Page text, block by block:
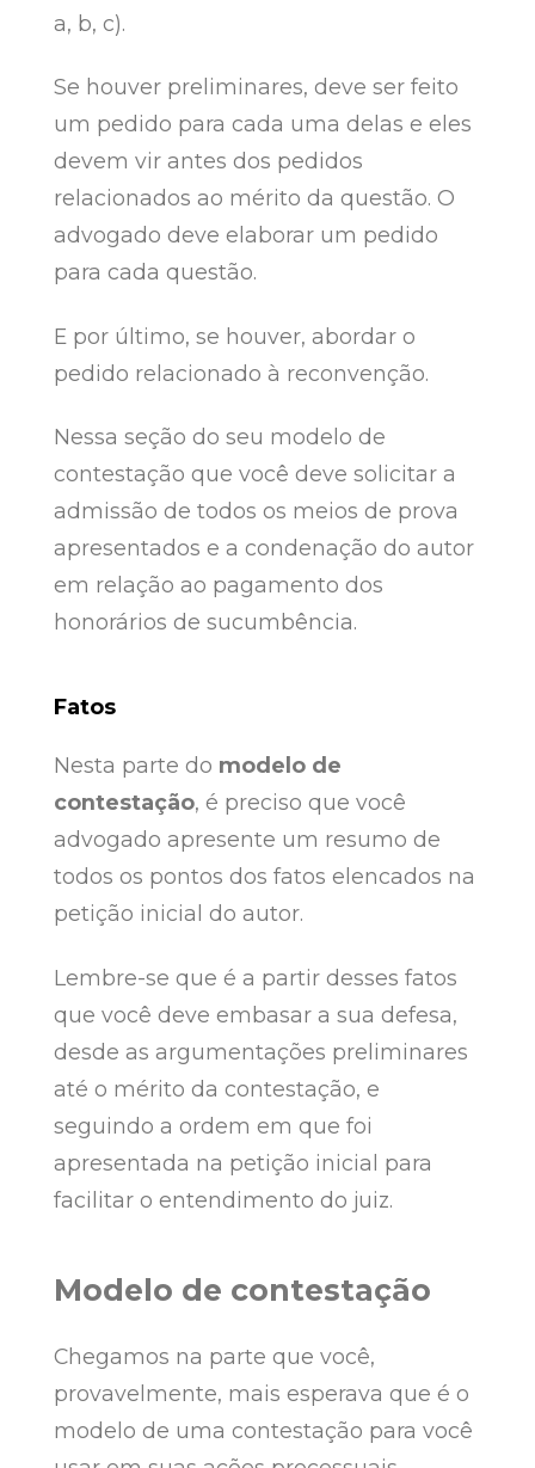
a, b, c).
Se houver preliminares, deve ser feito
um pedido para cada uma delas e eles
devem vir antes dos pedidos
relacionados ao mérito da questão. O
advogado deve elaborar um pedido
para cada questão.
E por último, se houver, abordar o
pedido relacionado à reconvenção.
Nessa seção do seu modelo de
contestação que você deve solicitar a
admissão de todos os meios de prova
apresentados e a condenação do autor
em relação ao pagamento dos
honorários de sucumbência.
Fatos
Nesta parte do modelo de
contestação, é preciso que você
advogado apresente um resumo de
todos os pontos dos fatos elencados na
petição inicial do autor.
Lembre-se que é a partir desses fatos
que você deve embasar a sua defesa,
desde as argumentações preliminares
até o mérito da contestação, e
seguindo a ordem em que foi
apresentada na petição inicial para
facilitar o entendimento do juiz.
Modelo de contestação
Chegamos na parte que você,
provavelmente, mais esperava que é o
modelo de uma contestação para você